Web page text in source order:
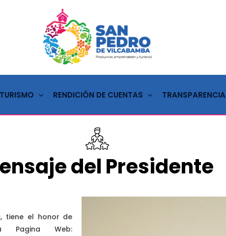
TURISMO RENDICIÓN DE CUENTAS TRANSPARENCIA
del Presidente
tiene el honor de
Pagina Web: